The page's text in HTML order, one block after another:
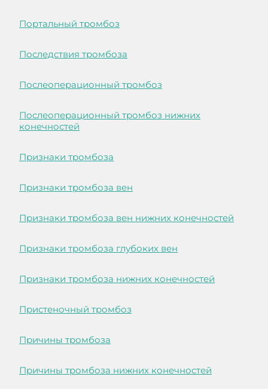
Портальный тромбоз
Последствия тромбоза
Послеоперационный тромбоз
Послеоперационный тромбоз нижних
конечностей
Признаки тромбоза
Признаки тромбоза вен
Признаки тромбоза вен нижних конечностей
Признаки тромбоза глубоких вен
Признаки тромбоза нижних конечностей
Пристеночный тромбоз
Причины тромбоза
Причины тромбоза нижних конечностей